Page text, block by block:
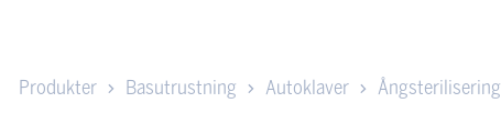
Produkter Basutrustning Autoklaver Ångsterilisering